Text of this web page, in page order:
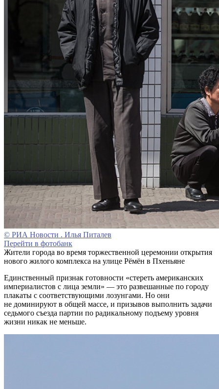
© РИА Новости . Илья Питалев
Перейти в фотобанк
Жители города во время торжественной церемонии открытия
нового жилого комплекса на улице Рёмён в Пхеньяне
Единственный признак готовности «стереть американских
империалистов с лица земли» — это развешанные по городу
плакаты с соответствующими лозунгами. Но они
не доминируют в общей массе, и призывов выполнить задачи
седьмого съезда партии по радикальному подъему уровня
жизни никак не меньше.